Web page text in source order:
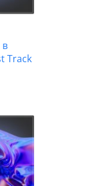
в
Track